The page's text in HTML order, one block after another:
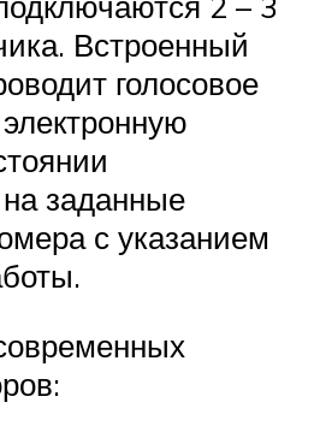
Встроенный
голосовое
заданные
с указанием